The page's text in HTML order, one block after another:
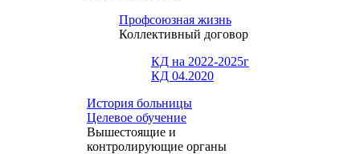
Профсоюзная жизнь
Коллективный договор
КД на 2022-2025г
КД 04.2020
История больницы
Целевое обучение
Вышестоящие и
контролирующие органы